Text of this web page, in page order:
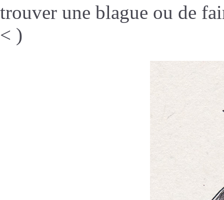
trouver une blague ou de
< )